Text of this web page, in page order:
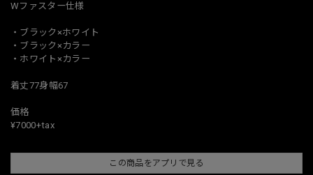
Wファスター仕様
・ブラック×ホワイト
・ブラック×カラー
・ホワイト×カラー
着丈77身幅67
価格
¥7000+tax
この商品をアプリで見る